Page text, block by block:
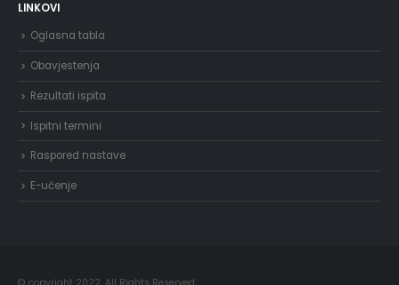
LINKOVI
Oglasna tabla
Obavjestenja
Rezultati ispita
Ispitni termini
Raspored nastave
E-učenje